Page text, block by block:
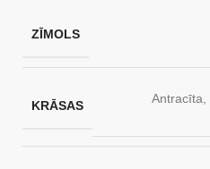
ZĪMOLS
KRĀSAS Antracīta